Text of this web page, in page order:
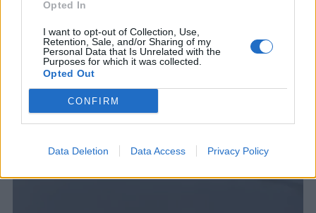
Opted In
I want to opt-out of Collection, Use,
Retention, Sale, and/or Sharing of my
Personal Data that Is Unrelated with the
Purposes for which it was collected.
Opted Out
CONFIRM
Data Deletion Data Access Privacy Policy